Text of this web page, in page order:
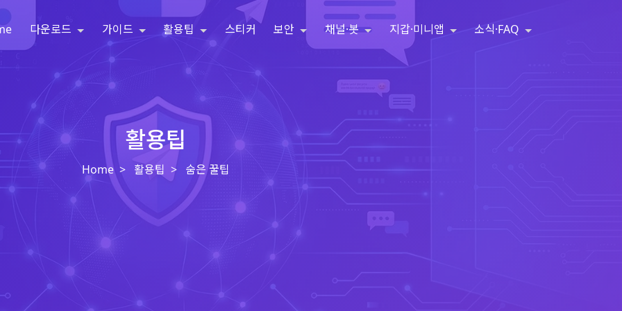
다운로드 가이드 활용팁 스티커 보안 채널·봇 지갑·미니앱 소식·FAQ
활용팁
Home 활용팁 숨은 꿀팁